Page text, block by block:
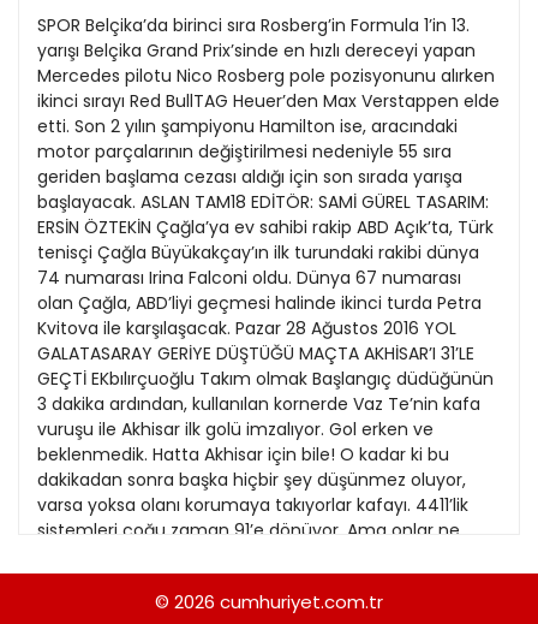
Evleniyoruz
Güney Dogu
Kitap Eki
Özel Ekler
Özel Okullar
Sevgililer Günü
Siyaset Eki
Sürdürülebilir yaşam
Turizm Eki
Yerel Yönetimler
1990
1989
1988
1987
1986
1985
1984
1983
1982
1981
1980
19
20
21
22
23
24
25
26
27
28
29
30
31
11
12
13
14
15
16
17
18
19
20
SPOR Belçika’da birinci sıra Rosberg’in Formula 1’in 13.
yarışı Belçika Grand Prix’sinde en hızlı dereceyi yapan
Mercedes pilotu Nico Rosberg pole pozisyonunu alırken
ikinci sırayı Red BullTAG Heuer’den Max Verstappen elde
etti. Son 2 yılın şampiyonu Hamilton ise, aracındaki
motor parçalarının değiştirilmesi nedeniyle 55 sıra
geriden başlama cezası aldığı için son sırada yarışa
başlayacak. ASLAN TAM18 EDİTÖR: SAMİ GÜREL TASARIM:
ERSİN ÖZTEKİN Çağla’ya ev sahibi rakip ABD Açık’ta, Türk
tenisçi Çağla Büyükakçay’ın ilk turundaki rakibi dünya
74 numarası Irina Falconi oldu. Dünya 67 numarası
olan Çağla, ABD’liyi geçmesi halinde ikinci turda Petra
Kvitova ile karşılaşacak. Pazar 28 Ağustos 2016 YOL
GALATASARAY GERİYE DÜŞTÜĞÜ MAÇTA AKHİSAR’I 31’LE
GEÇTİ EKbılırçuoğlu Takım olmak Başlangıç düdüğünün
3 dakika ardından, kullanılan kornerde Vaz Te’nin kafa
vuruşu ile Akhisar ilk golü imzalıyor. Gol erken ve
beklenmedik. Hatta Akhisar için bile! O kadar ki bu
dakikadan sonra başka hiçbir şey düşünmez oluyor,
varsa yoksa olanı korumaya takıyorlar kafayı. 4411’lik
sistemleri çoğu zaman 91’e dönüyor. Ama onlar ne
çabalasınlar, aleni olan bir gerçek var ortada:
Galatasaray’ın mutlaka gol ve/veya goller bulacağı.
© 2026 cumhuriyet.com.tr